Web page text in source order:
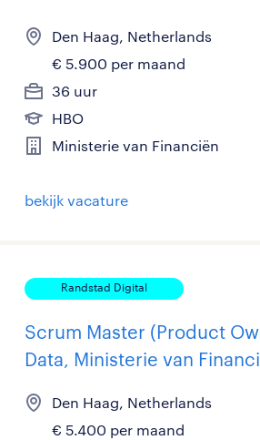
Den Haag, Netherlands
€ 5.900 per maand
36 uur
HBO
Ministerie van Financiën
bekijk vacature
Randstad Digital
Scrum Master (Product
Data, Ministerie van
Den Haag, Netherlands
€ 5.400 per maand